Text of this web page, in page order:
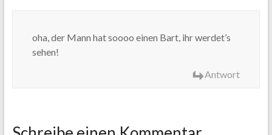
oha, der Mann hat soooo einen Bart, ihr werdet’s
sehen!
Antwort